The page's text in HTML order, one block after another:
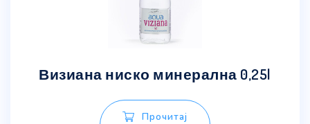
Визиана ниско минерална 0,25l
Прочитај